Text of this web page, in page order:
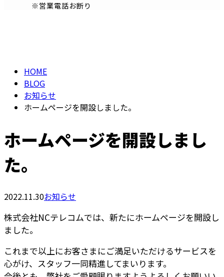
※営業電話お断り
HOME
BLOG
お知らせ
ホームページを開設しました。
ホームページを開設しまし
た。
2022.11.30お知らせ
株式会社NCテレコムでは、新たにホームページを開設し
ました。
これまで以上にお客さまにご満足いただけるサービスを
心がけ、スタッフ一同精進してまいります。